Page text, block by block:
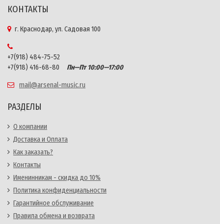
КОНТАКТЫ
г. Краснодар, ул. Садовая 100
+7(918) 484-75-52
+7(918) 416-68-80
Пн—Пт 10:00—17:00
mail@arsenal-music.ru
РАЗДЕЛЫ
О компании
Доставка и Оплата
Как заказать?
Контакты
Именинникам - скидка до 10%
Политика конфиденциальности
Гарантийное обслуживание
Правила обмена и возврата